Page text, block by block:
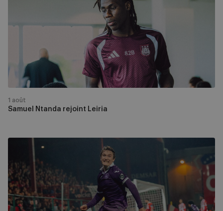
Samuel Ntanda rejoint Leiria
1 août
Corte
rejoint
le
FC